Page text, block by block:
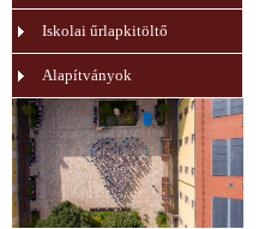
Iskolai űrlapkitöltő
Alapítványok